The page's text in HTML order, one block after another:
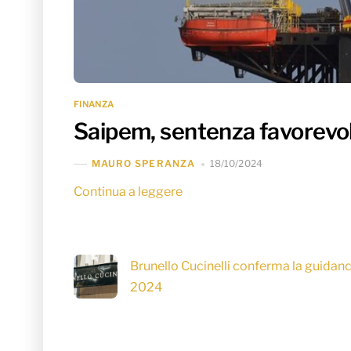
FINANZA
Saipem, sentenza
MAURO SPERANZA 18/10/2024
Continua a leggere
Brunello Cucinelli conferma la
2024